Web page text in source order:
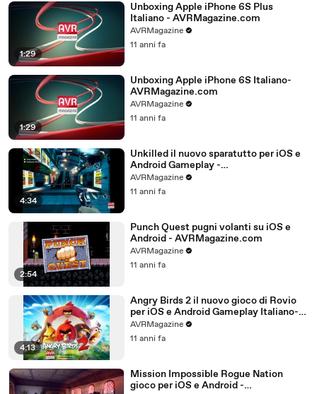
1:29
Unboxing Apple iPhone 6S Plus
Italiano - AVRMagazine.com
AVRMagazine
11 anni fa
1:29
Unboxing Apple iPhone 6S Italiano-
AVRMagazine.com
AVRMagazine
11 anni fa
4:34
Unkilled il nuovo sparatutto per iOS e
Android Gameplay -
AVRMagazine.com
AVRMagazine
11 anni fa
2:54
Punch Quest pugni volanti su iOS e
Android - AVRMagazine.com
AVRMagazine
11 anni fa
4:13
Angry Birds 2 il nuovo gioco di Rovio
per iOS e Android Gameplay Italiano-
AVRMagazine.com (720p)
AVRMagazine
11 anni fa
Mission Impossible Rogue Nation
gioco per iOS e Android -